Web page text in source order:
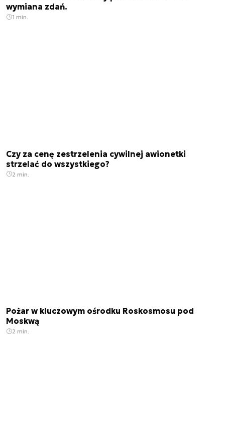
wymiana zdań.
1 min.
Czy za cenę zestrzelenia cywilnej awionetki
strzelać do wszystkiego?
2 min.
Pożar w kluczowym ośrodku Roskosmosu pod
Moskwą
2 min.